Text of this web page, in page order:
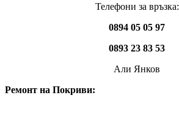
Телефони за връзка:
0894 05 05 97
0893 23 83 53
Али Янков
Ремонт на Покриви: